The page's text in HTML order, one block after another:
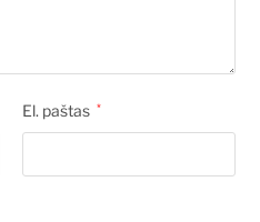
El. paštas *